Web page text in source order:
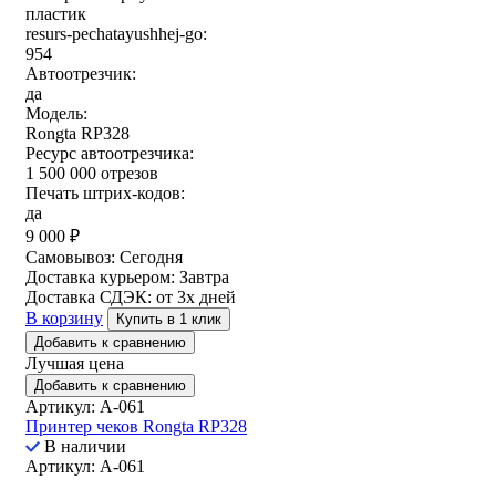
пластик
resurs-pechatayushhej-go:
954
Автоотрезчик:
да
Модель:
Rongta RP328
Ресурс автоотрезчика:
1 500 000 отрезов
Печать штрих-кодов:
да
9 000 ₽
Самовывоз: Сегодня
Доставка курьером: Завтра
Доставка СДЭК: от 3х дней
В корзину
Купить в 1 клик
Добавить к сравнению
Лучшая цена
Добавить к сравнению
Артикул: A-061
Принтер чеков Rongta RP328
В наличии
Артикул: A-061